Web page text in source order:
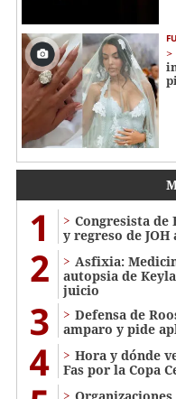
1
Congresista de
y regreso de JOH
2
Asfixia:
autopsia de
juicio
3
Defensa de
amparo y pide
4
Hora y dónde
Fas por la Copa